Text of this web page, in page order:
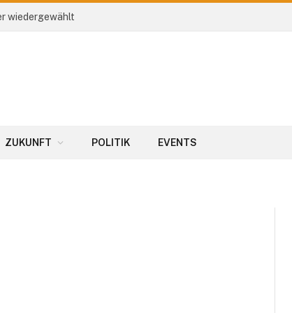
wiedergewählt
ZUKUNFT POLITIK EVENTS